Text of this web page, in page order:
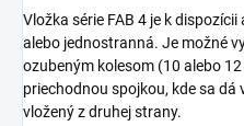
Vložka série FAB 4 je k
alebo jednostranná. Je možné
ozubeným kolesom (10 alebo
priechodnou spojkou, kde sa dá
vložený z druhej strany.